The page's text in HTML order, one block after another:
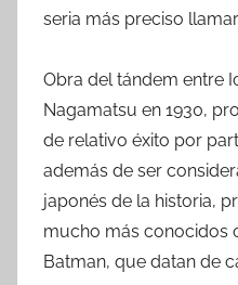
seria más preciso
Obra del tándem entre
Nagamatsu en 1930,
de relativo éxito por
además de ser
japonés de la historia,
mucho más conocidos
Batman, que datan de